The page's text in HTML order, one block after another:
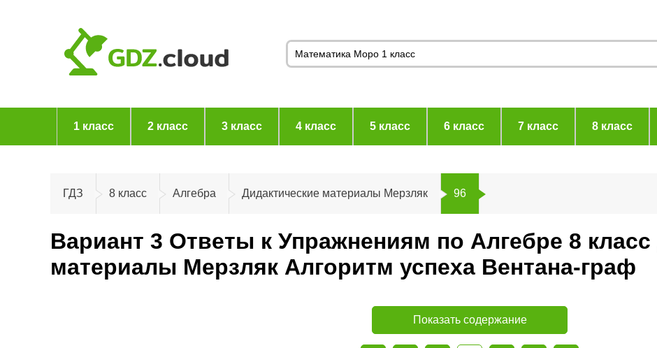
1 класс 2 класс 3 класс 4 класс 5 класс 6 класс 7 класс 8 класс
ГДЗ 8 класс Алгебра Дидактические материалы Мерзляк 96
Вариант 3 Ответы к Упражнениям по Алгебре 8 класс
материалы Мерзляк Алгоритм успеха Вентана-граф
Показать содержание